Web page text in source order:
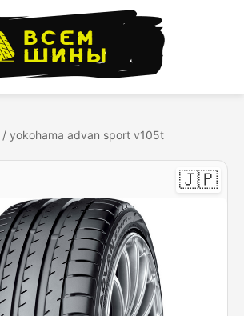
/ yokohama advan sport v105t
🇯🇵